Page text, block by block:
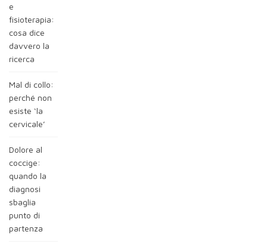
e
fisioterapia:
cosa dice
davvero la
ricerca
Mal di collo:
perché non
esiste ‘la
cervicale’
Dolore al
coccige:
quando la
diagnosi
sbaglia
punto di
partenza